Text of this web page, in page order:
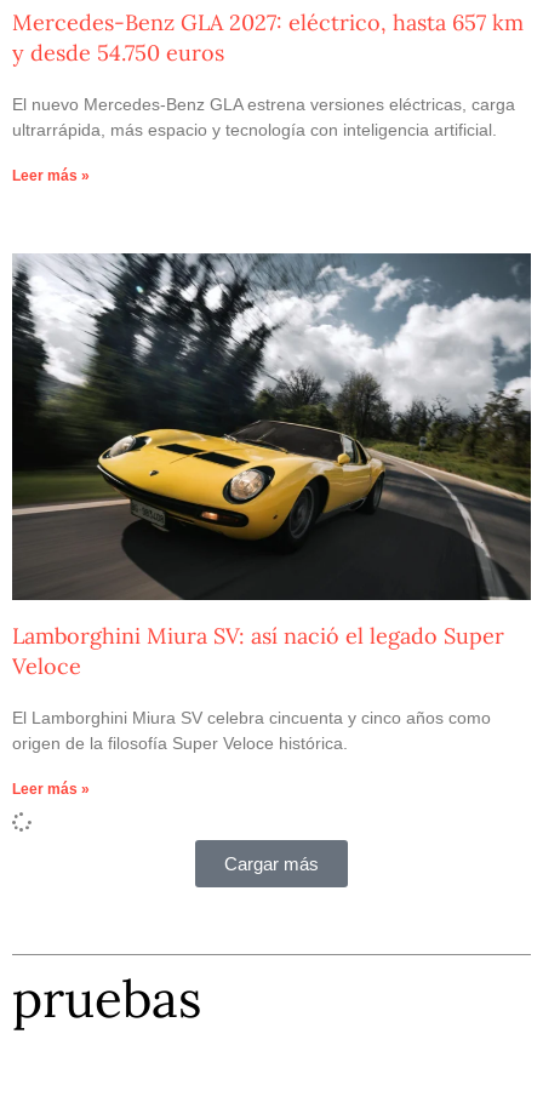
Mercedes-Benz GLA 2027: eléctrico, hasta 657 km
y desde 54.750 euros
El nuevo Mercedes-Benz GLA estrena versiones eléctricas, carga
ultrarrápida, más espacio y tecnología con inteligencia artificial.
Leer más »
Lamborghini Miura SV: así nació el legado Super
Veloce
El Lamborghini Miura SV celebra cincuenta y cinco años como
origen de la filosofía Super Veloce histórica.
Leer más »
Cargar más
pruebas